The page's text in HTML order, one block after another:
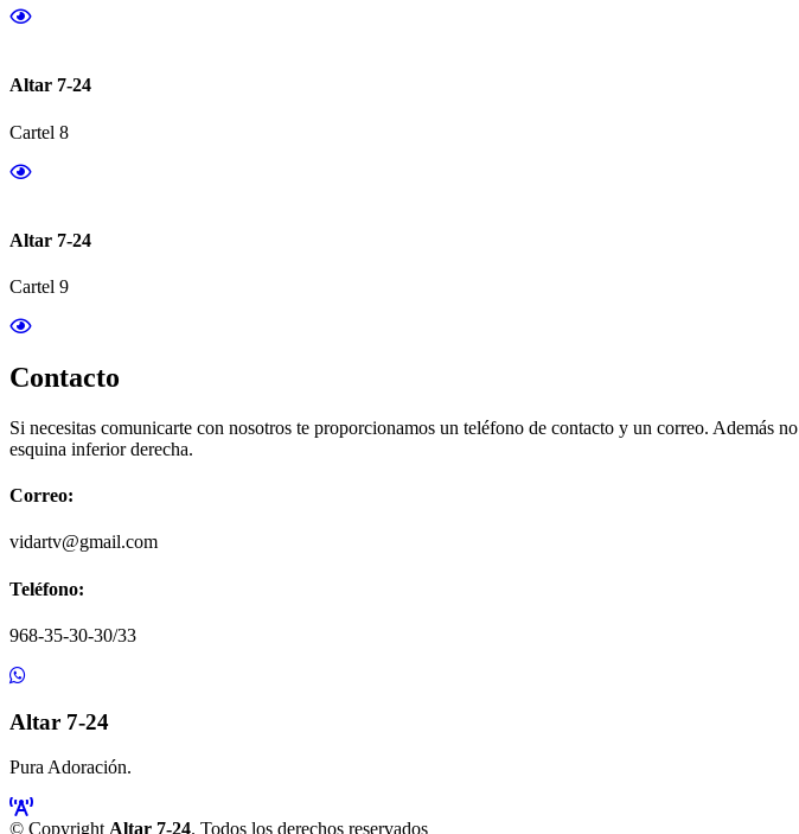
Altar 7-24
Cartel 8
Altar 7-24
Cartel 9
Contacto
Si necesitas comunicarte con nosotros te proporcionamos un teléfono de contacto y un correo. Además
esquina inferior derecha.
Correo:
vidartv@gmail.com
Teléfono:
968-35-30-30/33
Altar 7-24
Pura Adoración.
© Copyright Altar 7-24. Todos los derechos reservados